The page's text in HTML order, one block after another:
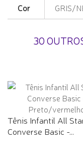
Cor GRIS/
30
Tênis Infantil All
Converse Basic -...